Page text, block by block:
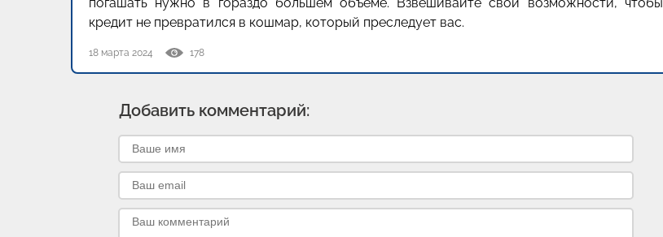
кредит не превратился в кошмар, который преследует вас.
18 марта 2024 178
Добавить комментарий: